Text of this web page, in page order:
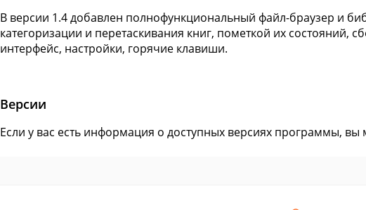
В версии 1.4 добавлен полнофункциональный файл-браузер и
категоризации и перетаскивания книг, пометкой их состояний,
интерфейс, настройки, горячие клавиши.
Версии
Если у вас есть информация о доступных версиях программы,